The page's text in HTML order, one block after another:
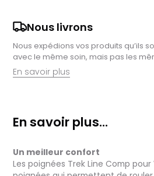
Nous livrons
Nous expédions vos produits qu’ils
avec le même soin, mais pas les
En savoir plus
achats à domicile, mais il est encore
accueillir en magasin. Commandez
Pensez à préciser le lieu de retrait
et nous vous informerons dès que
En savoir plus...
Un meilleur confort
Les poignées Trek Line Comp